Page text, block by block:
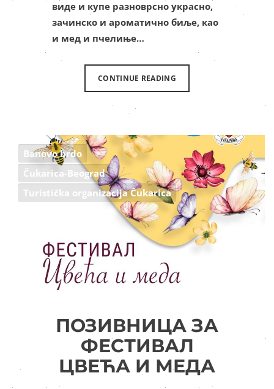
виде и купе разноврсно украсно,
зачинско и ароматично биље, као
и мед и пчелиње…
CONTINUE READING
Banovo brdo
Čukarica-Beograd
Turistička organizacija Čukarica
ПОЗИВНИЦА ЗА
ФЕСТИВАЛ
ЦВЕЋА И МЕДА